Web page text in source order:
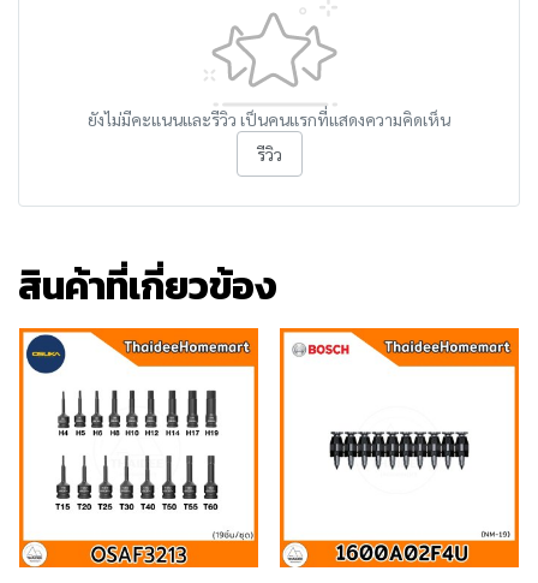
ยังไม่มีคะแนนและรีวิว เป็นคนแรกที่แสดงความคิดเห็น
รีวิว
สินค้าที่เกี่ยวข้อง